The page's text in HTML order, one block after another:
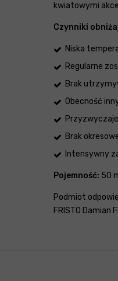
kwiatowymi
Czynniki
Niska
Regularne
Brak
Obecność
Brak
Intensywny
Pojemność: 50
Podmiot
FRISTO Damian